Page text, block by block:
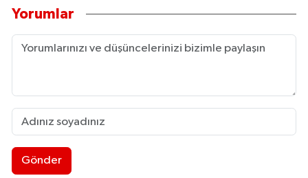
Yorumlar
Gönder